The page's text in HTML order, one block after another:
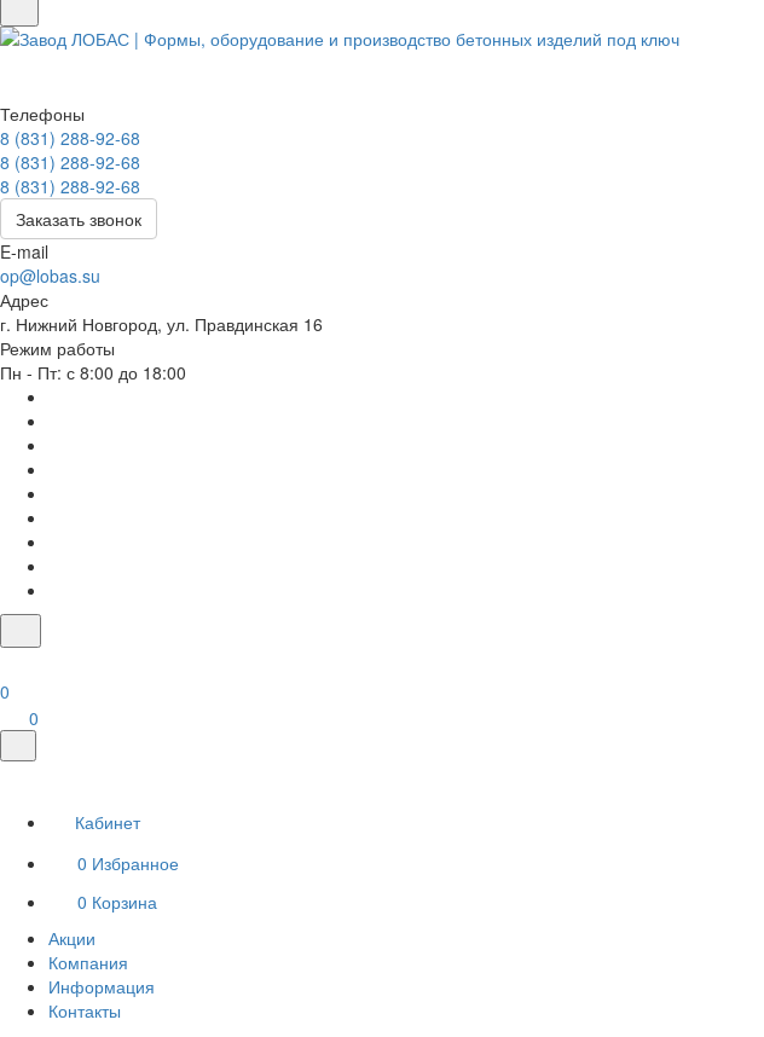
Телефоны
8 (831) 288-92-68
8 (831) 288-92-68
8 (831) 288-92-68
Заказать звонок
E-mail
op@lobas.su
Адрес
г. Нижний Новгород, ул. Правдинская 16
Режим работы
Пн - Пт: с 8:00 до 18:00
0
0
Кабинет
0 Избранное
0 Корзина
Акции
Компания
Информация
Контакты